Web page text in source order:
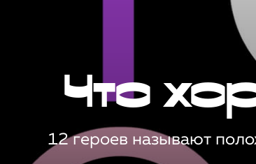
Что
12 героев называют